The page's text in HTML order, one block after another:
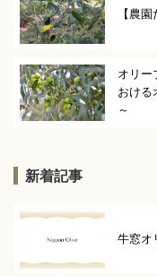
【農
オリー
おける
～
新着記事
牛窓オ